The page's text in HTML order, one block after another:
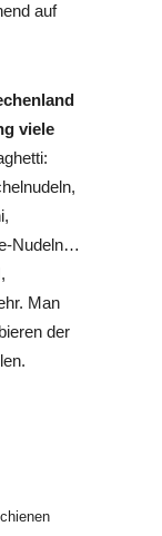
auf
viele
Nudeln…
Man
der